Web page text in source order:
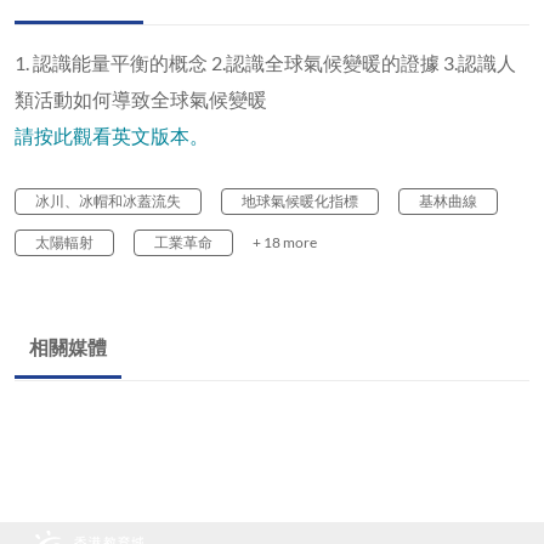
1. 認識能量平衡的概念 2.認識全球氣候變暖的證據 3.認識人
類活動如何導致全球氣候變暖
請按此觀看英文版本。
冰川、冰帽和冰蓋流失 地球氣候暖化指標 基林曲線
太陽輻射 工業革命 + 18 more
相關媒體